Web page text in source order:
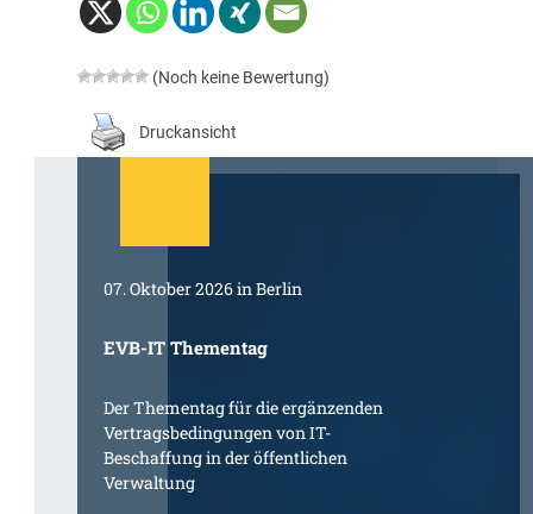
(Noch keine Bewertung)
Druckansicht
07. Oktober 2026 in Berlin
EVB-IT Thementag
Der Thementag für die ergänzenden
Vertragsbedingungen von IT-
Beschaffung in der öffentlichen
Verwaltung